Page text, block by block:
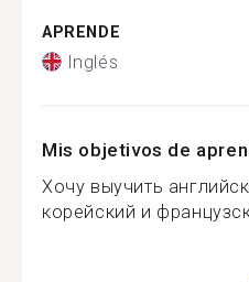
APRENDE
Inglés
Mis objetivos de
Хочу выучить
корейский и